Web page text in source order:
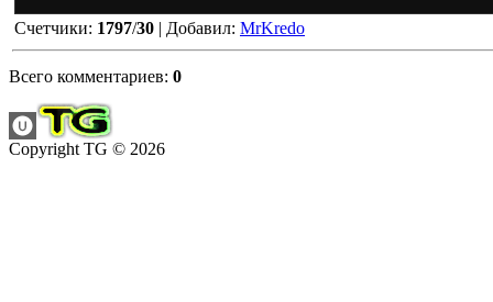
Счетчики: 1797/30 | Добавил: MrKredo
Всего комментариев: 0
Copyright TG © 2026